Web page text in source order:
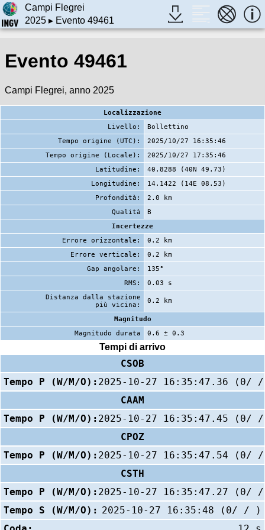
Campi Flegrei
2025▸ Evento 49461
Evento 49461
Campi Flegrei, anno 2025
Localizzazione
Livello:
Bollettino
Tempo origine (UTC):
2025/10/27 16:35:46
Tempo origine (Locale):
2025/10/27 17:35:46
Latitudine:
40.8288 (40N 49.73)
Longitudine:
14.1422 (14E 08.53)
Profondità:
2.0 km
Qualità
B
Incertezze
Errore orizzontale:
0.2 km
Errore verticale:
0.2 km
Gap angolare:
135°
RMS:
0.03 s
Distanza dalla stazione
più vicina:
0.2 km
Magnitudo
Magnitudo durata
0.6 ± 0.3
Tempi di arrivo
CSOB
Tempo P (W/M/O): 2025-10-27 16:35:47.36 (0/
CAAM
Tempo P (W/M/O): 2025-10-27 16:35:47.45 (0/
CPOZ
Tempo P (W/M/O): 2025-10-27 16:35:47.54 (0/
CSTH
Tempo P (W/M/O): 2025-10-27 16:35:47.27 (0/
Tempo S (W/M/O): 2025-10-27 16:35:48 (0/ / )